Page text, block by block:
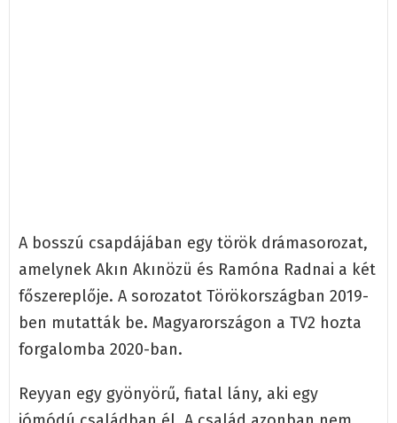
A bosszú csapdájában egy török drámasorozat,
amelynek Akın Akınözü és Ramóna Radnai a két
főszereplője. A sorozatot Törökországban 2019-
ben mutatták be. Magyarországon a TV2 hozta
forgalomba 2020-ban.
Reyyan egy gyönyörű, fiatal lány, aki egy